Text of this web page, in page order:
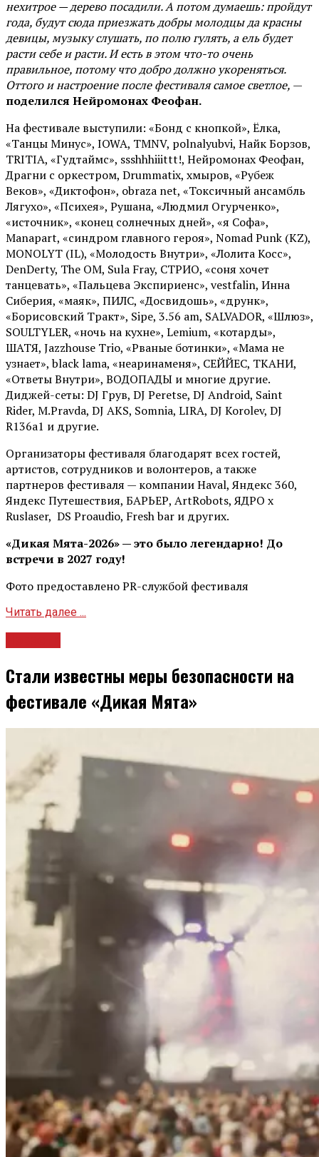
нехитрое — дерево посадили. А потом думаешь: пройдут
года, будут сюда приезжать добры молодцы да красны
девицы, музыку слушать, по полю гулять, а ель будет
расти себе и расти. И есть в этом что-то очень
правильное, потому что добро должно укореняться.
Оттого и настроение после фестиваля самое светлое, —
поделился Нейромонах Феофан.
На фестивале выступили: «Бонд с кнопкой», Ёлка,
«Танцы Минус», IOWA, TMNV, polnalyubvi, Найк Борзов,
TRITIA, «Гудтаймс», ssshhhiiittt!, Нейромонах Феофан,
Драгни с оркестром, Drummatix, хмыров, «Рубеж
Веков», «Диктофон», obraza net, «Токсичный ансамбль
Лягухо», «Психея», Рушана, «Людмил Огурченко»,
«источник», «конец солнечных дней», «я Софа»,
Manapart, «синдром главного героя», Nomad Punk (KZ),
MONOLYT (IL), «Молодость Внутри», «Лолита Косс»,
DenDerty, The OM, Sula Fray, СТРИО, «соня хочет
танцевать», «Пальцева Экспириенс», vestfalin, Инна
Сиберия, «маяк», ПИЛС, «Досвидошь», «друнк»,
«Борисовский Тракт», Sipe, 3.56 am, SALVADOR, «Шлюз»,
SOULTYLER, «ночь на кухне», Lemium, «котарды»,
ШАТЯ, Jazzhouse Trio, «Рваные ботинки», «Мама не
узнает», black lama, «неаринаменя», СЕЙЙЕС, ТКАНИ,
«Ответы Внутри», ВОДОПАДЫ и многие другие.
Диджей-сеты: DJ Грув, DJ Peretse, DJ Android, Saint
Rider, М.Pravda, DJ AKS, Somnia, LIRA, DJ Korolev, DJ
R136a1 и другие.
Организаторы фестиваля благодарят всех гостей,
артистов, сотрудников и волонтеров, а также
партнеров фестиваля — компании Haval, Яндекс 360,
Яндекс Путешествия, БАРЬЕР, ArtRobots, ЯДРО х
Ruslaser, DS Proaudio, Fresh bar и других.
«Дикая Мята-2026» — это было легендарно! До
встречи в 2027 году!
Фото предоставлено PR-службой фестиваля
Читать далее ...
Стали известны меры безопасности на
фестивале «Дикая Мята»